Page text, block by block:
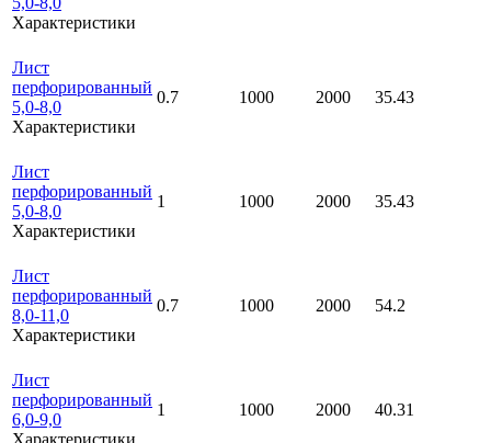
Характеристики
Лист
перфорированный
5,0-8,0
Характеристики
0.7 1000 2000 35.43
Лист
перфорированный
5,0-8,0
Характеристики
1 1000 2000 35.43
Лист
перфорированный
8,0-11,0
Характеристики
0.7 1000 2000 54.2
Лист
перфорированный
6,0-9,0
Характеристики
1 1000 2000 40.31